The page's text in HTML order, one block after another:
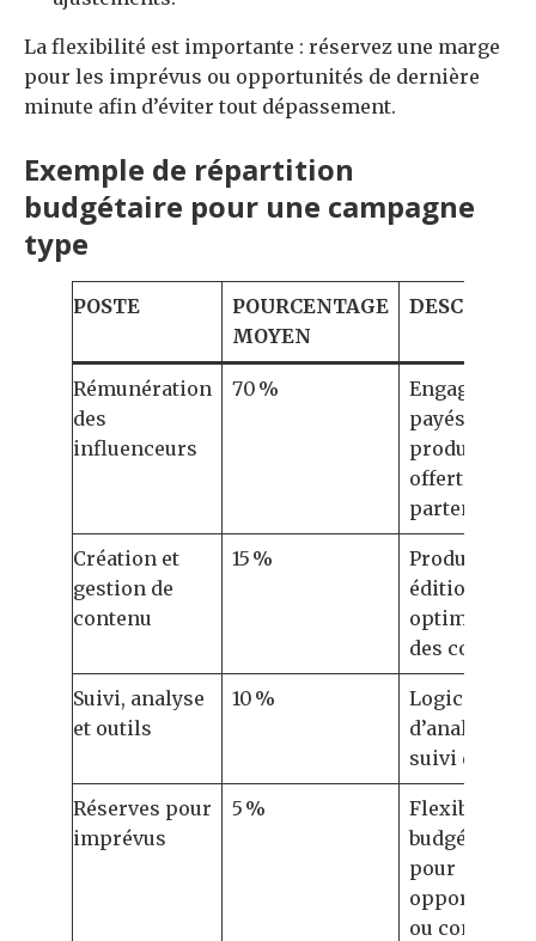
La flexibilité est importante : réservez une marge
pour les imprévus ou opportunités de dernière
minute afin d’éviter tout dépassement.
Exemple de répartition
budgétaire pour une campagne
type
POSTE
POURCENTAGE
MOYEN
Rémunération
des
influenceurs
70 %
payés,
produits
offerts,
partenariats
Création et
gestion de
contenu
15 %
Production,
édition et
optimisation
des contenus
Suivi, analyse
et outils
10 %
Logiciels
d’analyse,
suivi des
Réserves pour
imprévus
5 %
Flexibilité
budgétaire
pour
opportunités
ou